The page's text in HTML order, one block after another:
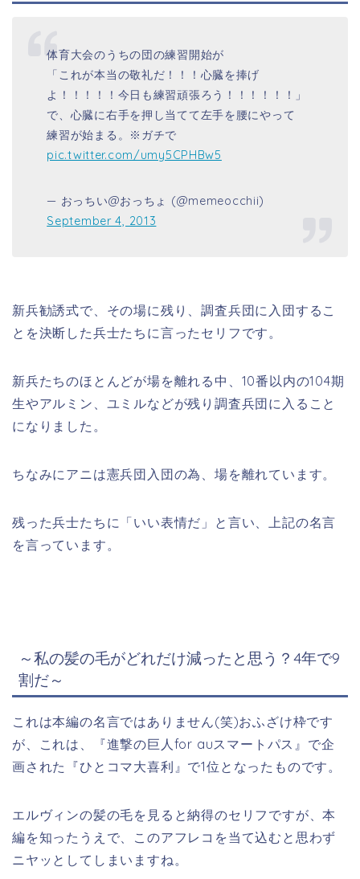
体育大会のうちの団の練習開始が
「これが本当の敬礼だ！！！心臓を捧げ
よ！！！！！今日も練習頑張ろう！！！！！！」
で、心臓に右手を押し当てて左手を腰にやって
練習が始まる。※ガチで
pic.twitter.com/umy5CPHBw5
— おっちい@おっちょ (@memeocchii)
September 4, 2013
新兵勧誘式で、その場に残り、調査兵団に入団するこ
とを決断した兵士たちに言ったセリフです。
新兵たちのほとんどが場を離れる中、10番以内の104期
生やアルミン、ユミルなどが残り調査兵団に入ること
になりました。
ちなみにアニは憲兵団入団の為、場を離れています。
残った兵士たちに「いい表情だ」と言い、上記の名言
を言っています。
～私の髪の毛がどれだけ減ったと思う？4年で9
割だ～
これは本編の名言ではありません(笑)おふざけ枠です
が、これは、『進撃の巨人for auスマートパス』で企
画された『ひとコマ大喜利』で1位となったものです。
エルヴィンの髪の毛を見ると納得のセリフですが、本
編を知ったうえで、このアフレコを当て込むと思わず
ニヤッとしてしまいますね。